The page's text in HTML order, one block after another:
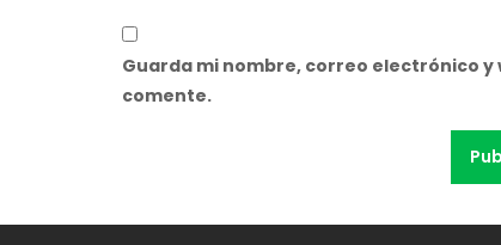
Guarda mi nombre, correo electrónico
comente.